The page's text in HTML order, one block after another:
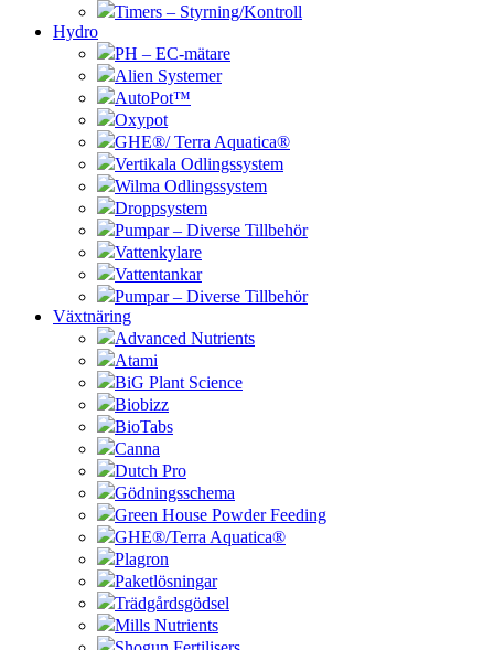
Timers – Styrning/Kontroll
Hydro
PH – EC-mätare
Alien Systemer
AutoPot™
Oxypot
GHE®/ Terra Aquatica®
Vertikala Odlingssystem
Wilma Odlingssystem
Droppsystem
Pumpar – Diverse Tillbehör
Vattenkylare
Vattentankar
Pumpar – Diverse Tillbehör
Växtnäring
Advanced Nutrients
Atami
BiG Plant Science
Biobizz
BioTabs
Canna
Dutch Pro
Gödningsschema
Green House Powder Feeding
GHE®/Terra Aquatica®
Plagron
Paketlösningar
Trädgårdsgödsel
Mills Nutrients